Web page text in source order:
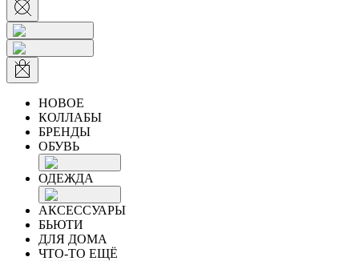
НОВОЕ
КОЛЛАБЫ
БРЕНДЫ
ОБУВЬ
ОДЕЖДА
АКСЕССУАРЫ
БЬЮТИ
ДЛЯ ДОМА
ЧТО-ТО ЕЩЁ